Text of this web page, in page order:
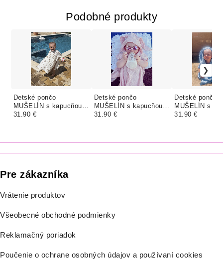
Podobné produkty
Detské pončo
MUŠELÍN s kapucňou a
uškami, HNEDÉ
31.90 €
Detské pončo
MUŠELÍN s kapucňou a
uškami, farba RUŽOVÁ
31.90 €
Detské pončo
MUŠELÍN s
uškami, farba
31.90 €
Pre zákazníka
Vrátenie produktov
Všeobecné obchodné podmienky
Reklamačný poriadok
Poučenie o ochrane osobných údajov a používaní cookies